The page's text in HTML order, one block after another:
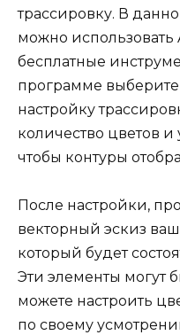
трассировку. В
можно
бесплатные
программе
настройку
количество цветов
чтобы контуры
После настройки,
векторный эскиз
который будет
Эти элементы могут
можете настроить
по своему